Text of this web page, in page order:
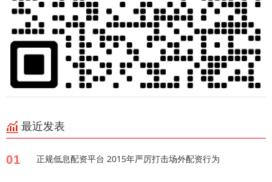
最近发表
01 正规低息配资平台 2015年严厉打击场外配资行为